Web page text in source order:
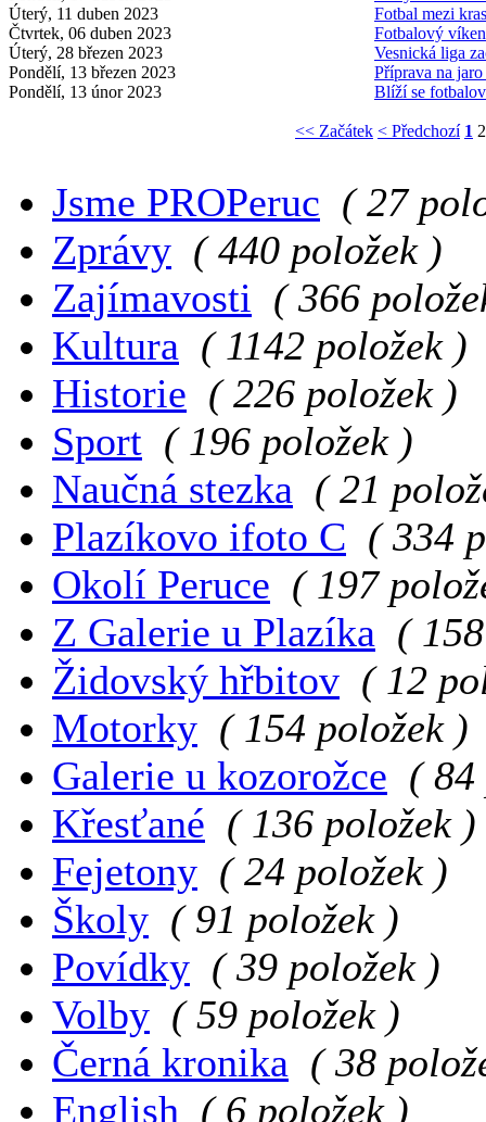
Úterý, 11 duben 2023
Fotbal mezi
Čtvrtek, 06 duben 2023
Fotbalový
Úterý, 28 březen 2023
Vesnická liga
Pondělí, 13 březen 2023
Příprava na
Pondělí, 13 únor 2023
Blíží se
<< Začátek < Předchozí 1 2
Jsme PROPeruc ( 27
Zprávy ( 440 položek )
Zajímavosti ( 366
Kultura ( 1142 položek )
Historie ( 226 položek )
Sport ( 196 položek )
Naučná stezka ( 21
Plazíkovo ifoto C ( 334
Okolí Peruce ( 197
Z Galerie u Plazíka (
Židovský hřbitov ( 12
Motorky ( 154 položek )
Galerie u kozorožce ( 84
Křesťané ( 136 položek )
Fejetony ( 24 položek )
Školy ( 91 položek )
Povídky ( 39 položek )
Volby ( 59 položek )
Černá kronika ( 38
English ( 6 položek )